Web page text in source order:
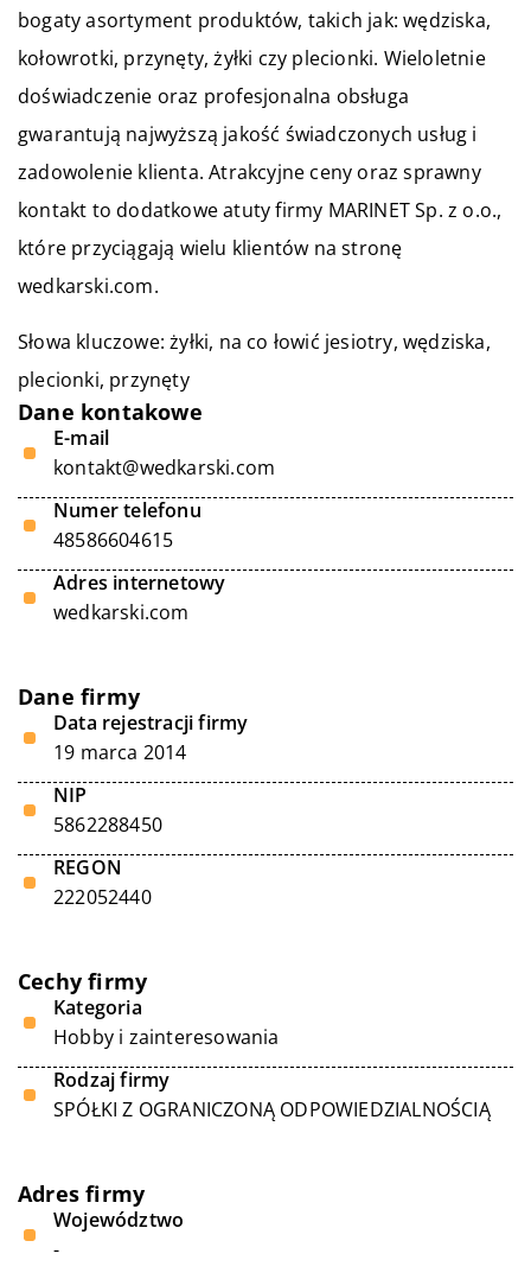
bogaty asortyment produktów, takich jak: wędziska,
kołowrotki, przynęty, żyłki czy plecionki. Wieloletnie
doświadczenie oraz profesjonalna obsługa
gwarantują najwyższą jakość świadczonych usług i
zadowolenie klienta. Atrakcyjne ceny oraz sprawny
kontakt to dodatkowe atuty firmy MARINET Sp. z o.o.,
które przyciągają wielu klientów na stronę
wedkarski.com.
Słowa kluczowe: żyłki, na co łowić jesiotry, wędziska,
plecionki, przynęty
Dane kontakowe
E-mail
kontakt@wedkarski.com
Numer telefonu
48586604615
Adres internetowy
wedkarski.com
Dane firmy
Data rejestracji firmy
19 marca 2014
NIP
5862288450
REGON
222052440
Cechy firmy
Kategoria
Hobby i zainteresowania
Rodzaj firmy
SPÓŁKI Z OGRANICZONĄ ODPOWIEDZIALNOŚCIĄ
Adres firmy
Województwo
-